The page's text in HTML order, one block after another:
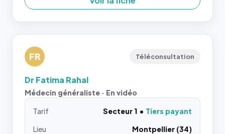
FR Téléconsultation
Dr Fatima Rahal
Médecin généraliste · En vidéo
Tarif Secteur 1
Tiers payant
Lieu
Montpellier (34)